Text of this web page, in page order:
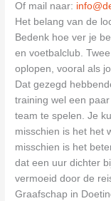
Of mail naar:
Het belang van de
Bedenk hoe ver je
en voetbalclub.
oplopen, vooral als
Dat gezegd
training wel een
team te spelen. Je
misschien is het het
misschien is het
dat een uur dichter
vermoeid door de
Graafschap in